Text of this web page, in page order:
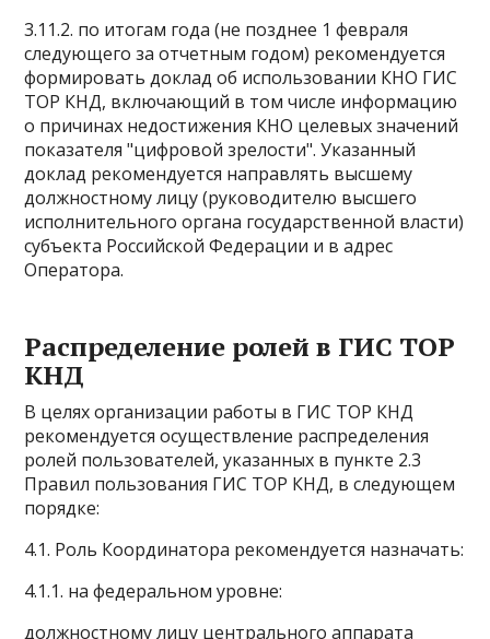
3.11.2. по итогам года (не позднее 1 февраля
следующего за отчетным годом) рекомендуется
формировать доклад об использовании КНО ГИС
ТОР КНД, включающий в том числе информацию
о причинах недостижения КНО целевых значений
показателя "цифровой зрелости". Указанный
доклад рекомендуется направлять высшему
должностному лицу (руководителю высшего
исполнительного органа государственной власти)
субъекта Российской Федерации и в адрес
Оператора.
Распределение ролей в ГИС ТОР
КНД
В целях организации работы в ГИС ТОР КНД
рекомендуется осуществление распределения
ролей пользователей, указанных в пункте 2.3
Правил пользования ГИС ТОР КНД, в следующем
порядке:
4.1. Роль Координатора рекомендуется назначать:
4.1.1. на федеральном уровне:
должностному лицу центрального аппарата